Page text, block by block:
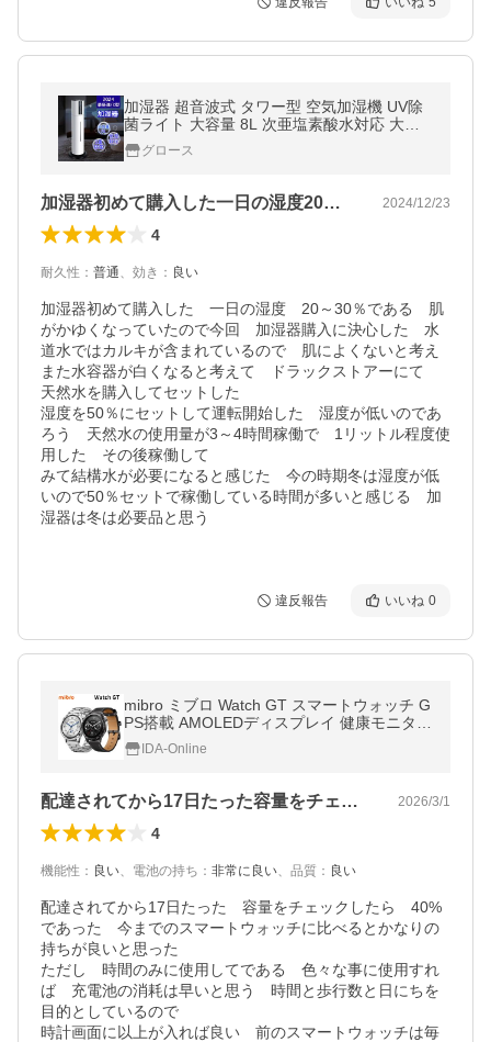
加湿器 超音波式 タワー型 空気加湿機 UV除
菌ライト 大容量 8L 次亜塩素酸水対応 大範
囲加湿 吹出し口360°回転 湿度設定 脱臭 家
庭 加湿機 リモコン付 ミスト
グロース
加湿器初めて購入した一日の湿度20～3… 2024/12/23
4
耐久性 ： 普通、 効き ： 良い
加湿器初めて購入した　一日の湿度　20～30％である　肌
がかゆくなっていたので今回　加湿器購入に決心した　水
道水ではカルキが含まれているので　肌によくないと考え
また水容器が白くなると考えて　ドラックストアーにて
天然水を購入してセットした
湿度を50％にセットして運転開始した　湿度が低いのであ
ろう　天然水の使用量が3～4時間稼働で　1リットル程度使
用した　その後稼働して
みて結構水が必要になると感じた　今の時期冬は湿度が低
いので50％セットで稼働している時間が多いと感じる　加
湿器は冬は必要品と思う
違反報告 いいね 0
mibro ミブロ Watch GT スマートウォッチ G
PS搭載 AMOLEDディスプレイ 健康モニタリ
ング機能 長時間 5ATM防水 SP380017 国内
正規品IDA-Online
配達されてから17日たった容量をチェッ… 2026/3/1
4
機能性 ： 良い、 電池の持ち ： 非常に良い、 品質 ： 良い
配達されてから17日たった　容量をチェックしたら　40%
であった　今までのスマートウォッチに比べるとかなりの
持ちが良いと思った
ただし　時間のみに使用してである　色々な事に使用すれ
ば　充電池の消耗は早いと思う　時間と歩行数と日にちを
目的としているので
時計画面に以上が入れば良い　前のスマートウォッチは毎